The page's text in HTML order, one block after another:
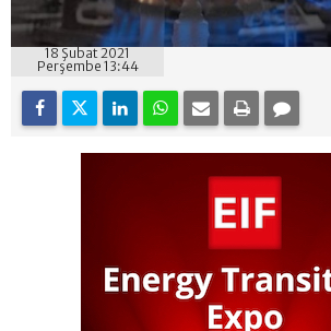
18 Şubat 2021
Perşembe 13:44